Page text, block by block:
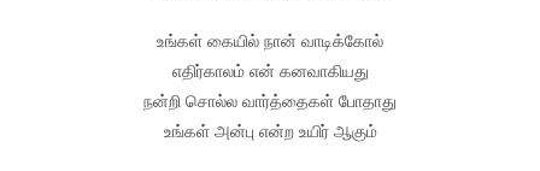
உங்கள் கையில் நான் வாடிக்கோல்
எதிர்காலம் என் கனவாகியது
நன்றி சொல்ல வார்த்தைகள் போதாது
உங்கள் அன்பு என்ற உயிர் ஆகும்